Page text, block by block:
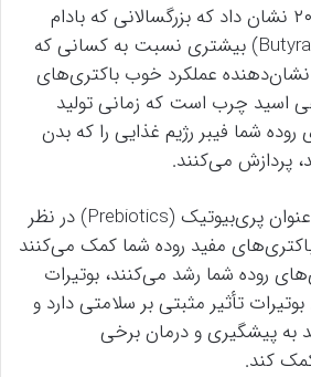
یک مطالعه در سال ۲۰۲۲ نشان داد که بزرگسالانی که بادام
می‌خوردند بوتیرات (Butyrate) بیشتری نسبت به کسانی که
عملکرد خوب باکتری‌های
اسید چرب است که زمانی تولید
شما فیبر رژیم غذایی را که بدن
پردازش می‌کنند.
بادام و پوست بادام به عنوان پری‌بیوتیک (Prebiotics) در نظر
مفید روده شما کمک می‌کنند
روده شما رشد می‌کنند، بوتیرات
تأثیر مثبتی بر سلامتی دارد و
پیشگیری و درمان برخی
کند.